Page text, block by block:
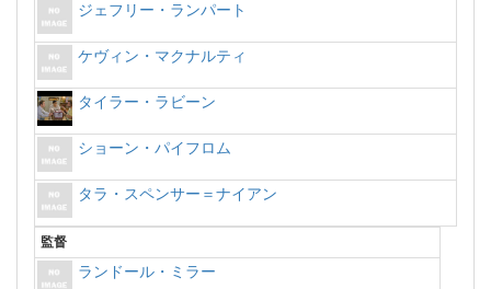
ジェフリー・ランパート
ケヴィン・マクナルティ
タイラー・ラビーン
ショーン・パイフロム
タラ・スペンサー＝ナイアン
監督
ランドール・ミラー